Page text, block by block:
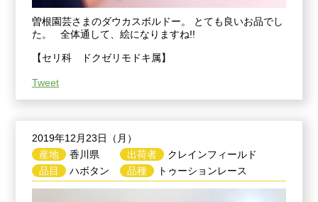
曽根園芸さまのダウカスボルドー。 とても良いお品でし
た。 全体通して、絵になりますね!!
【セリ科 ドクゼリモドキ属】
Tweet
2019年12月23日（月）
産地
香川県
品目
ハボタン
出荷者
クレインフィールド
品種
トゥーションレース